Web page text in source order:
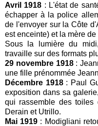
Avril 1918 : L'état de
échapper à la police
de l'envoyer sur la Côte
est enceinte) et la mère
Sous la lumière du
travaille sur des formats
29 novembre 1918:
une fille prénommée
Décembre 1918: Paul
exposition dans sa
qui rassemble des toiles
Derain et Utrillo.
Mai 1919 : Modigliani